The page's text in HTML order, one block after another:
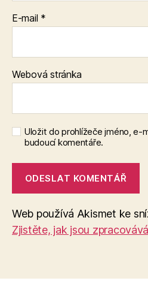
E-mail *
Webová stránka
Uložit do prohlížeče jméno, e-
budoucí komentáře.
Web používá Akismet ke
Zjistěte, jak jsou